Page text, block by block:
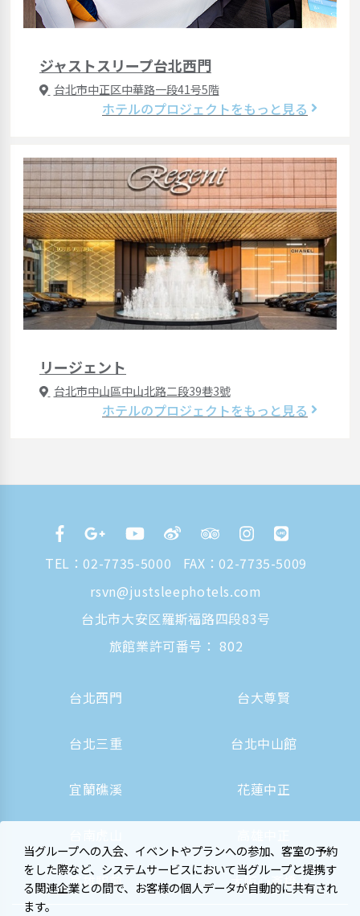
ジャストスリープ台北西門
台北市中正区中華路一段41号5階
ホテルのプロジェクトをもっと見る
リージェント
台北市中山區中山北路二段39巷3號
ホテルのプロジェクトをもっと見る
TEL： 02-7735-5000
FAX：02-7735-5009
rsvn@justsleephotels.com
台北市大安区羅斯福路四段83号
旅館業許可番号： 802
台北西門 台大尊賢
台北三重 台北中山館
宜蘭礁溪 花蓮中正
高雄駅前 大阪心斎橋
当グループへの入会、イベントやプランへの参加、客室の予約
をした際など、システムサービスにおいて当グループと提携す
る関連企業との間で、お客様の個人データが自動的に共有され
ます。